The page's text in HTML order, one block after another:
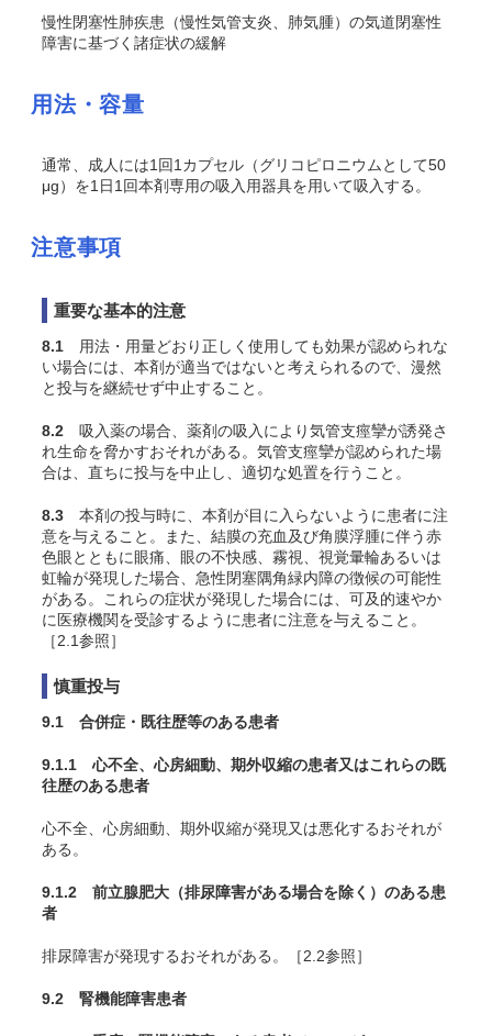
慢性閉塞性肺疾患（慢性気管支炎、肺気腫）の気道閉塞性
障害に基づく諸症状の緩解
用法・容量
通常、成人には1回1カプセル（グリコピロニウムとして50
μg）を1日1回本剤専用の吸入用器具を用いて吸入する。
注意事項
重要な基本的注意
8.1 用法・用量どおり正しく使用しても効果が認められな
い場合には、本剤が適当ではないと考えられるので、漫然
と投与を継続せず中止すること。
8.2 吸入薬の場合、薬剤の吸入により気管支痙攣が誘発さ
れ生命を脅かすおそれがある。気管支痙攣が認められた場
合は、直ちに投与を中止し、適切な処置を行うこと。
8.3 本剤の投与時に、本剤が目に入らないように患者に注
意を与えること。また、結膜の充血及び角膜浮腫に伴う赤
色眼とともに眼痛、眼の不快感、霧視、視覚暈輪あるいは
虹輪が発現した場合、急性閉塞隅角緑内障の徴候の可能性
がある。これらの症状が発現した場合には、可及的速やか
に医療機関を受診するように患者に注意を与えること。
［2.1参照］
慎重投与
9.1 合併症・既往歴等のある患者
9.1.1 心不全、心房細動、期外収縮の患者又はこれらの既
往歴のある患者
心不全、心房細動、期外収縮が発現又は悪化するおそれが
ある。
9.1.2 前立腺肥大（排尿障害がある場合を除く）のある患
者
排尿障害が発現するおそれがある。［2.2参照］
9.2 腎機能障害患者